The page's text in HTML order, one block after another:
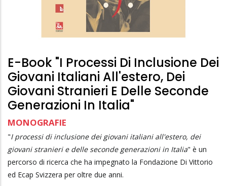
E-Book "I Processi Di Inclusione Dei
Giovani Italiani All'estero, Dei
Giovani Stranieri E Delle Seconde
Generazioni In Italia"
MONOGRAFIE
"I processi di inclusione dei giovani italiani all'estero, dei
giovani stranieri e delle seconde generazioni in Italia" è un
percorso di ricerca che ha impegnato la Fondazione Di Vittorio
ed Ecap Svizzera per oltre due anni.